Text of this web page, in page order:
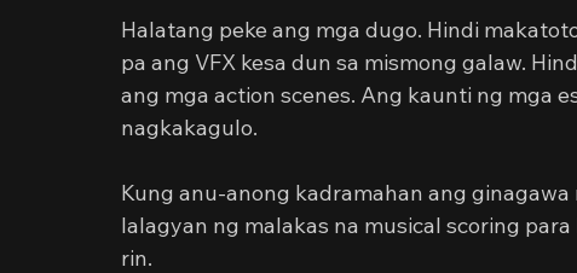
Halatang peke ang mga dugo. Hindi
pa ang VFX kesa dun sa mismong galaw.
ang mga action scenes. Ang kaunti ng mga
nagkakagulo.
Kung anu-anong kadramahan ang
lalagyan ng malakas na musical scoring
rin.